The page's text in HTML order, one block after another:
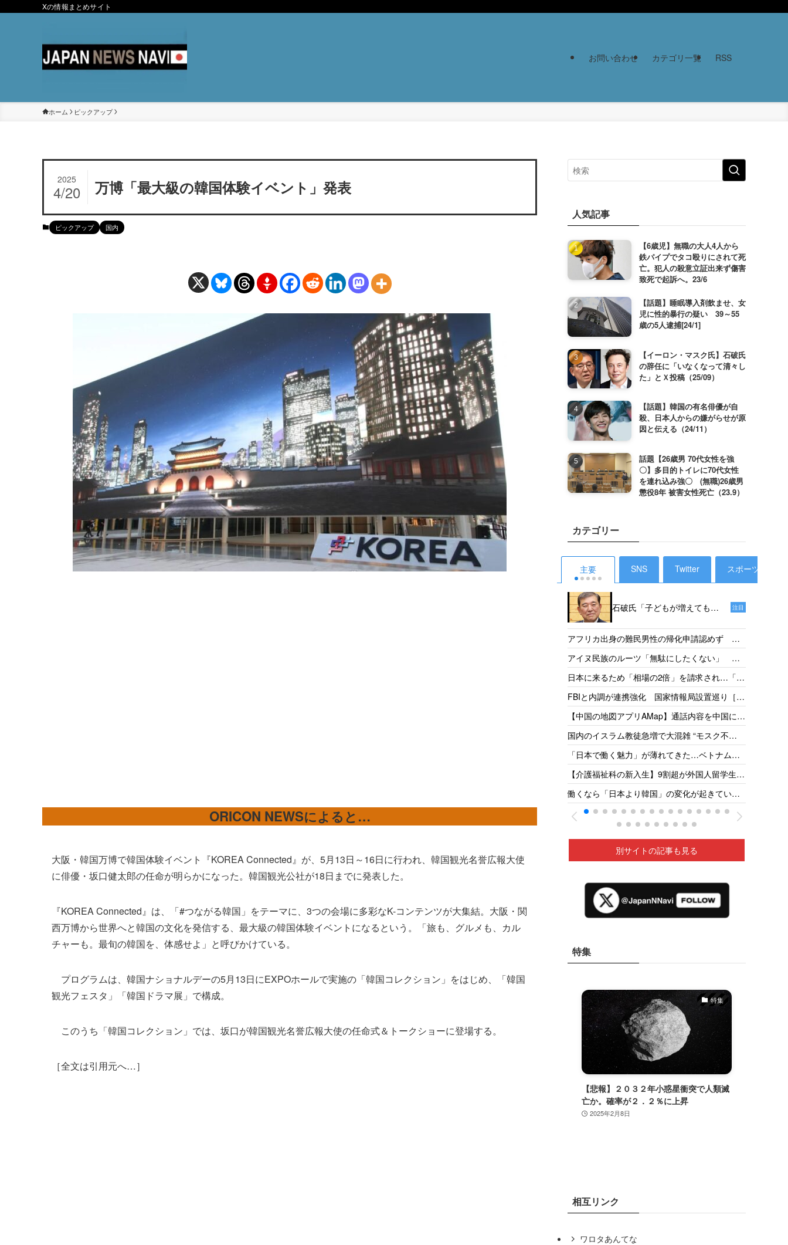
Xの情報まとめサイト
お問い合わせ カテゴリ一覧 RSS
ホーム ピックアップ
万博「最大級の韓国体験イベント」発表
2025
4/20
ピックアップ 国内
ORICON NEWSによると…
大阪・韓国万博で韓国体験イベント『KOREA Connected』が、5月13日～16日に行われ、韓国観光名誉広報大使
に俳優・坂口健太郎の任命が明らかになった。韓国観光公社が18日までに発表した。
『KOREA Connected』は、「#つながる韓国」をテーマに、3つの会場に多彩なK-コンテンツが大集結。大阪・関
西万博から世界へと韓国の文化を発信する、最大級の韓国体験イベントになるという。「旅も、グルメも、カル
チャーも。最旬の韓国を、体感せよ」と呼びかけている。
プログラムは、韓国ナショナルデーの5月13日にEXPOホールで実施の「韓国コレクション」をはじめ、「韓国
観光フェスタ」「韓国ドラマ展」で構成。
このうち「韓国コレクション」では、坂口が韓国観光名誉広報大使の任命式＆トークショーに登場する。
［全文は引用元へ…］
人気記事
【6歳児】無職の大人4人から
鉄パイプでタコ殴りにされて死
亡。犯人の殺意立証出来ず傷害
致死で起訴へ。23/6
【話題】睡眠導入剤飲ませ、女
児に性的暴行の疑い 39～55
歳の5人逮捕[24/1]
【イーロン・マスク氏】石破氏
の辞任に「いなくなって清々し
た」とＸ投稿（25/09）
【話題】韓国の有名俳優が自
殺、日本人からの嫌がらせが原
因と伝える（24/11）
話題【26歳男 70代女性を強
〇】多目的トイレに70代女性
を連れ込み強〇 (無職)26歳男
懲役8年 被害女性死亡（23.9）
カテゴリー
主要 SNS Twitter スポーツ
石破氏「子どもが増えても、
18年後だからねえ。その時、
私たちは政治家をやっていな
いでしょう」［デイリー新
潮］25/1
注目
アフリカ出身の難民男性の帰化申請認めず 東
京地裁「日本語能力があったとは認めらない」
［産経］26/05
アイヌ民族のルーツ「無駄にしたくない」 千
葉県出身・佐藤さんが平取高入学 差別受けた
父の遺志受け継ぐ［北海道新聞］26/05
日本に来るため「相場の2倍」を請求され…「だ
からもっと働きたい」 お惣菜工場で頑張るベ
トナム人女性の事情［東京新聞］26/05
FBIと内調が連携強化 国家情報局設置巡り［共
同］26/05
【中国の地図アプリAMap】通話内容を中国に送
信 国家安全局がリスク指摘［台湾］26/05
国内のイスラム教徒急増で大混雑 “モスク不
足”訴えの一方で相次ぐ建設反対［テレ朝］
26/04
「日本で働く魅力」が薄れてきた…ベトナムで
募集をかけても人が集まらず［東京新聞］26/05
【介護福祉科の新入生】9割超が外国人留学生
志す日本人減、国の受け入れ方針も影響 福井
県の若狭医療福祉専門学校［福井新聞］26/05
働くなら「日本より韓国」の変化が起きてい
る ベトナムの人材送り出し機関が懸念［東京
新聞］26/05
別サイトの記事も見る
特集
特集
自己アフィリエイトで稼ぐ！セルフパッ
クのあるASPはこの5個だけ
2024年8月27日
相互リンク
ワロタあんてな